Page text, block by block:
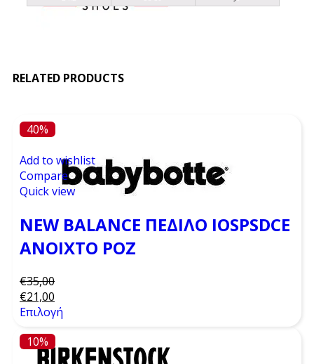
RELATED PRODUCTS
40%
Add to wishlist
Compare
Quick view
NEW BALANCE ΠΈΔΙΛΟ IOSPSDCE
ΑΝΟΙΧΤΌ ΡΟΖ
€35,00
€21,00
Επιλογή
10%